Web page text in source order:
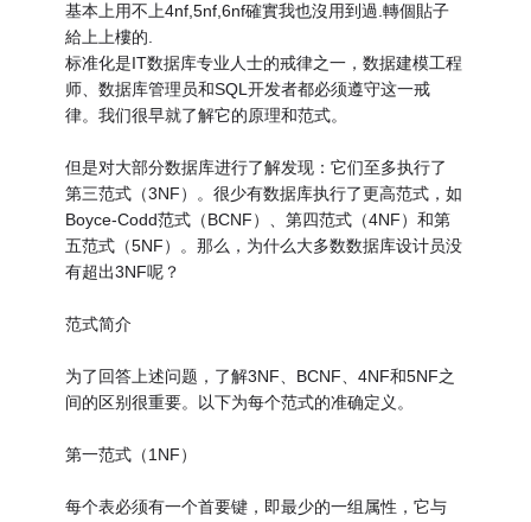
基本上用不上4nf,5nf,6nf確實我也沒用到過.轉個貼子
給上上樓的.
标准化是IT数据库专业人士的戒律之一，数据建模工程
师、数据库管理员和SQL开发者都必须遵守这一戒
律。我们很早就了解它的原理和范式。
但是对大部分数据库进行了解发现：它们至多执行了
第三范式（3NF）。很少有数据库执行了更高范式，如
Boyce-Codd范式（BCNF）、第四范式（4NF）和第
五范式（5NF）。那么，为什么大多数数据库设计员没
有超出3NF呢？
范式简介
为了回答上述问题，了解3NF、BCNF、4NF和5NF之
间的区别很重要。以下为每个范式的准确定义。
第一范式（1NF）
每个表必须有一个首要键，即最少的一组属性，它与